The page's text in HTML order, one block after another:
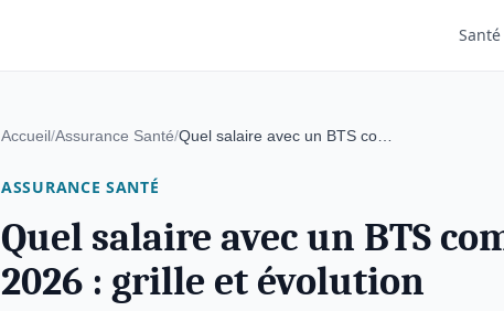
Santé
Accueil/Assurance Santé/
ASSURANCE SANTÉ
Quel salaire avec un BTS
2026 : grille et évolution